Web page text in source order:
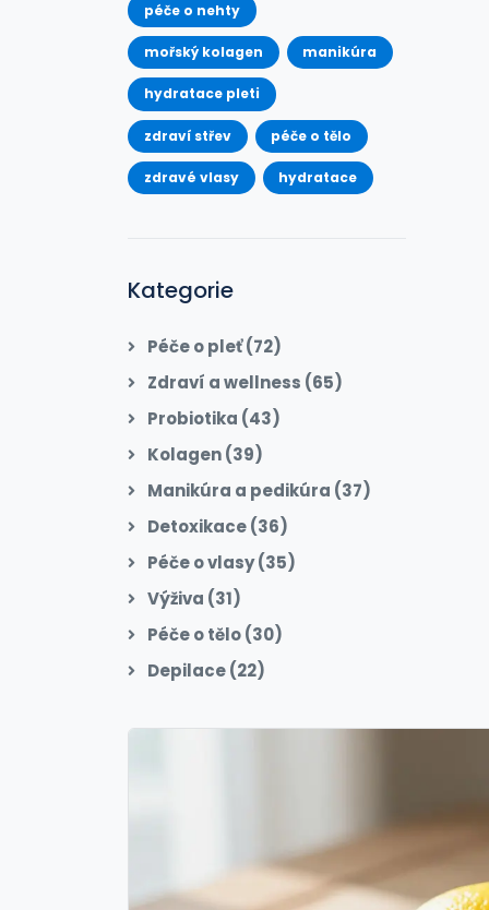
péče o nehty
mořský kolagen manikúra
hydratace pleti
zdraví střev péče o tělo
zdravé vlasy hydratace
Kategorie
Péče o pleť(72)
Zdraví a wellness (65)
Probiotika (43)
Kolagen(39)
Manikúra a pedikúra (37)
Detoxikace(36)
Péče o vlasy(35)
Výživa (31)
Péče o tělo(30)
Depilace(22)